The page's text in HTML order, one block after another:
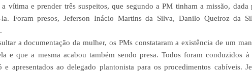
a vítima e prender três suspeitos, que segundo a PM tinham a missão,
la. Foram presos, Jeferson Inácio Martins da Silva, Danilo Queiroz da
a documentação da mulher, os PMs constataram a existência de um
e que a mesma acabou também sendo presa. Todos foram conduzidos à
e apresentados ao delegado plantonista para os procedimentos cabíveis.